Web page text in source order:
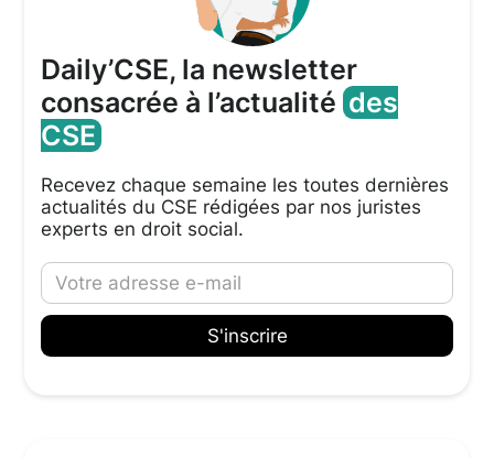
Daily’CSE, la newsletter
consacrée à l’actualitédes
CSE
Recevez chaque semaine les toutes dernières
actualités du CSE rédigées par nos juristes
experts en droit social.